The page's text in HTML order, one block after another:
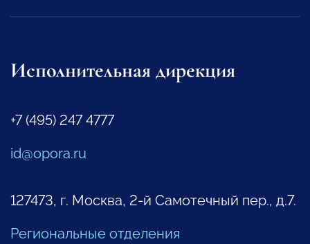
Исполнительная дирекция
+7 (495) 247 4777
id@opora.ru
127473, г. Москва, 2-й Самотечный пер., д.7.
Региональные отделения